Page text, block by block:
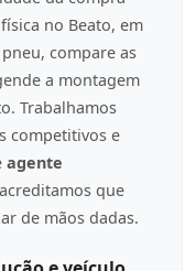
no Beato, em
compare as
a montagem
Trabalhamos
competitivos e
agente
que
de mãos dadas.